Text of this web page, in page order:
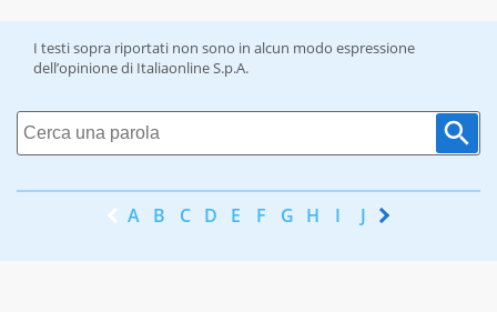
I testi sopra riportati non sono in alcun modo espressione
dell’opinione di Italiaonline S.p.A.
A B C D E F G H I J K